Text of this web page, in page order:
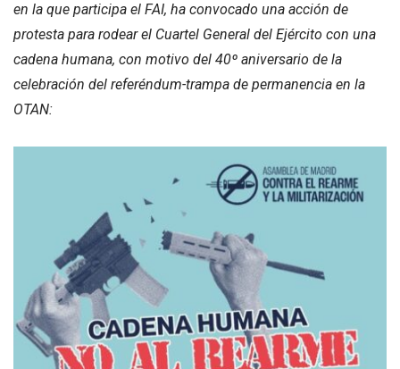
en la que participa el FAI, ha convocado una acción de
protesta para rodear el Cuartel General del Ejército con una
cadena humana, con motivo del 40º aniversario de la
celebración del referéndum-trampa de permanencia en la
OTAN: